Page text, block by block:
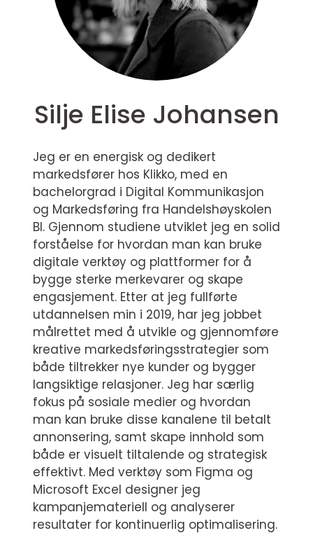
Silje Elise Johansen
Jeg er en energisk og dedikert
markedsfører hos Klikko, med en
bachelorgrad i Digital Kommunikasjon
og Markedsføring fra Handelshøyskolen
BI. Gjennom studiene utviklet jeg en solid
forståelse for hvordan man kan bruke
digitale verktøy og plattformer for å
bygge sterke merkevarer og skape
engasjement. Etter at jeg fullførte
utdannelsen min i 2019, har jeg jobbet
målrettet med å utvikle og gjennomføre
kreative markedsføringsstrategier som
både tiltrekker nye kunder og bygger
langsiktige relasjoner. Jeg har særlig
fokus på sosiale medier og hvordan
man kan bruke disse kanalene til betalt
annonsering, samt skape innhold som
både er visuelt tiltalende og strategisk
effektivt. Med verktøy som Figma og
Microsoft Excel designer jeg
kampanjemateriell og analyserer
resultater for kontinuerlig optimalisering.